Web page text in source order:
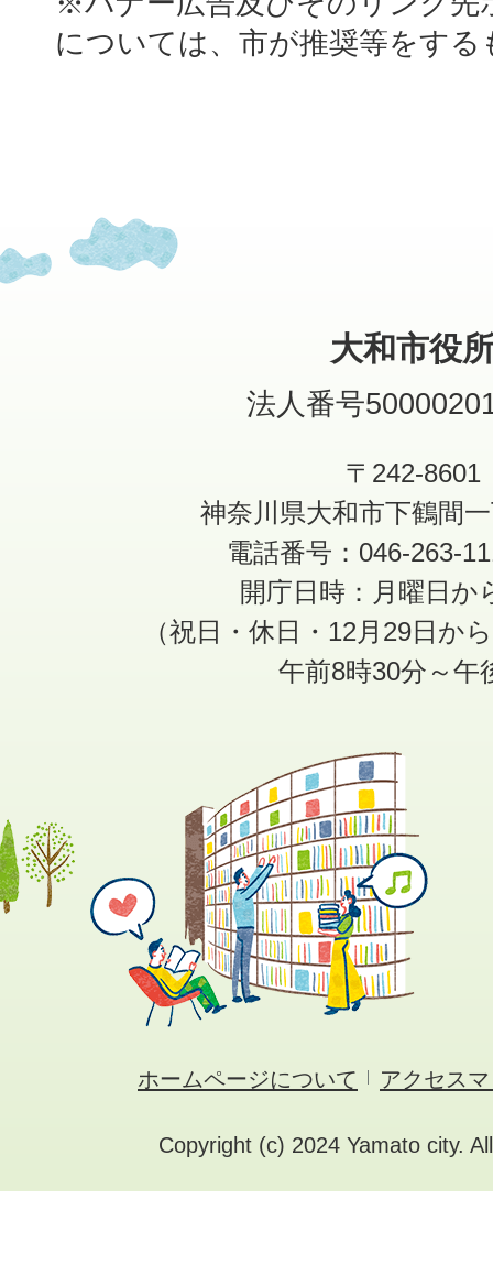
については、市が推奨等をす
大和市役
法人番号
〒242-8601
神奈川県大和市下鶴間
電話番号：046-263-
開庁日時：月曜日か
（祝日・休日・12月29日か
午前8時30分～午
ホームページについて アクセス
Copyright (c) 2024 Yamato city.